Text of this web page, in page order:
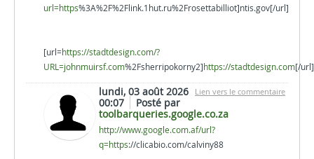
url=https%3A%2F%2Flink.1hut.ru%2Frosettabilliot]ntis.gov[/url]
[url=https://stadtdesign.com/?
URL=johnmuirsf.com%2Fsherripokorny2] https://stadtdesign.com[/url]
Lien vers le commentaire
lundi, 03 août 2026
00:07
Posté par
toolbarqueries.google.co.za
http://www.google.com.af/url?
q=https://clicabio.com/calviny88